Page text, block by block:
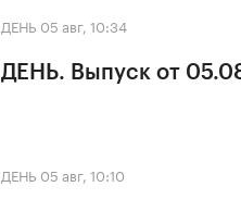
ДЕНЬ 05 авг, 10:34
ДЕНЬ. Выпуск от
ДЕНЬ 05 авг, 10:10